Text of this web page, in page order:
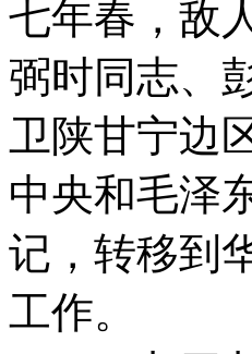
七年春，敌
弼时同志、
卫陕甘宁边
中央和毛泽
记，转移到
工作。